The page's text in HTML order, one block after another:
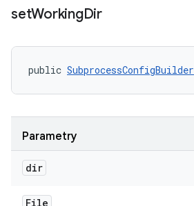
setWorkingDir
public SubprocessConfigBuilder
Parametry
dir
File